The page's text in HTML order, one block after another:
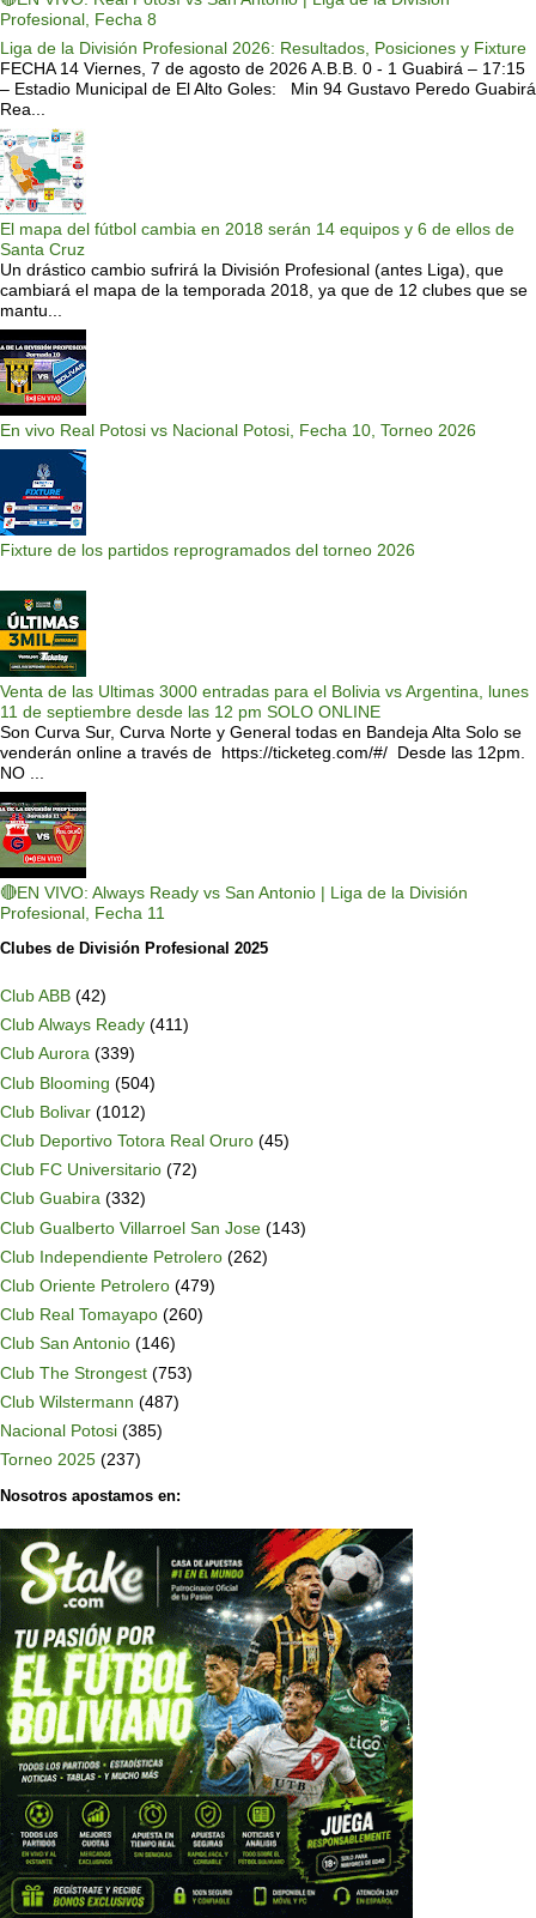
Profesional, Fecha 8
Liga de la División Profesional 2026: Resultados, Posiciones y Fixture
FECHA 14 Viernes, 7 de agosto de 2026 A.B.B. 0 - 1 Guabirá – 17:15
– Estadio Municipal de El Alto Goles: Min 94 Gustavo Peredo Guabirá
Rea...
El mapa del fútbol cambia en 2018 serán 14 equipos y 6 de ellos de
Santa Cruz
Un drástico cambio sufrirá la División Profesional (antes Liga), que
cambiará el mapa de la temporada 2018, ya que de 12 clubes que se
mantu...
En vivo Real Potosi vs Nacional Potosi, Fecha 10, Torneo 2026
Fixture de los partidos reprogramados del torneo 2026
Venta de las Ultimas 3000 entradas para el Bolivia vs Argentina, lunes
11 de septiembre desde las 12 pm SOLO ONLINE
Son Curva Sur, Curva Norte y General todas en Bandeja Alta Solo se
venderán online a través de https://ticketeg.com/#/ Desde las 12pm.
NO ...
🔴EN VIVO: Always Ready vs San Antonio | Liga de la División
Profesional, Fecha 11
Clubes de División Profesional 2025
Club ABB (42)
Club Always Ready (411)
Club Aurora (339)
Club Blooming (504)
Club Bolivar (1012)
Club Deportivo Totora Real Oruro (45)
Club FC Universitario (72)
Club Guabira (332)
Club Gualberto Villarroel San Jose (143)
Club Independiente Petrolero (262)
Club Oriente Petrolero (479)
Club Real Tomayapo (260)
Club San Antonio (146)
Club The Strongest (753)
Club Wilstermann (487)
Nacional Potosi (385)
Torneo 2025 (237)
Nosotros apostamos en: